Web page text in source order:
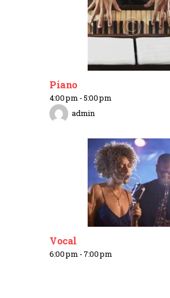
Piano
4:00 pm -5:00 pm
admin
Vocal
6:00 pm - 7:00 pm